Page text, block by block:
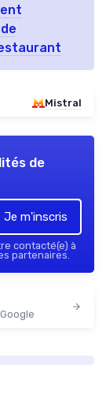
Mistral
de
m'inscris
contacté(e) à
partenaires.